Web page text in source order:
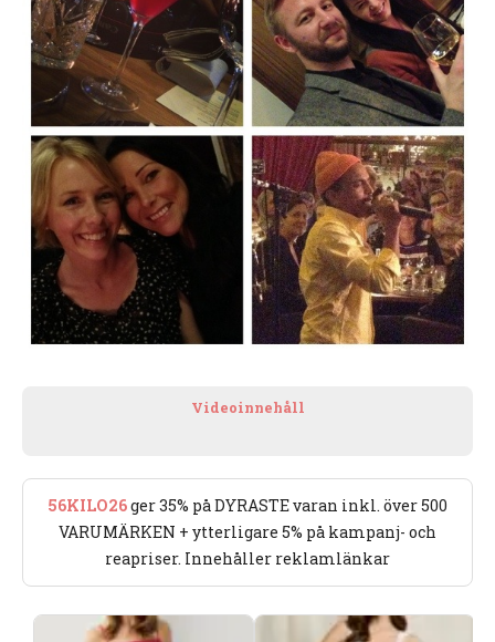
Videoinnehåll
56KILO26ger 35% på DYRASTE varan inkl. över 500
VARUMÄRKEN + ytterligare 5% på kampanj- och
reapriser. Innehåller reklamlänkar